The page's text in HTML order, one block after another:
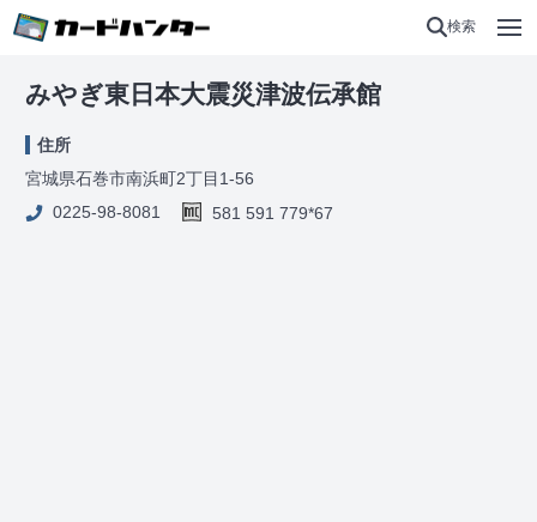
検索
みやぎ東日本大震災津波伝承館
住所
宮城県石巻市南浜町2丁目1-56
0225-98-8081
581 591 779*67